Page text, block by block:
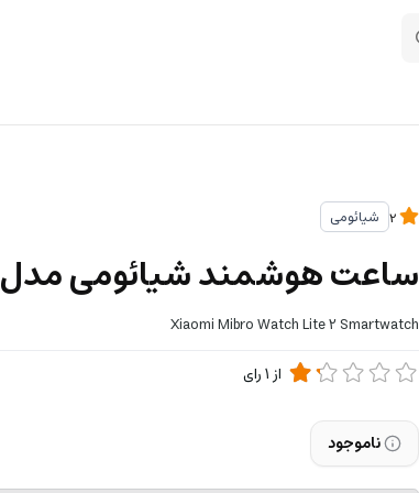
شیائومی
ساعت هوشمند شیائومی مدل Mibro Watch Lite 2
Xiaomi Mibro Watch Lite 2 Smartwatch
از1رای
ناموجود